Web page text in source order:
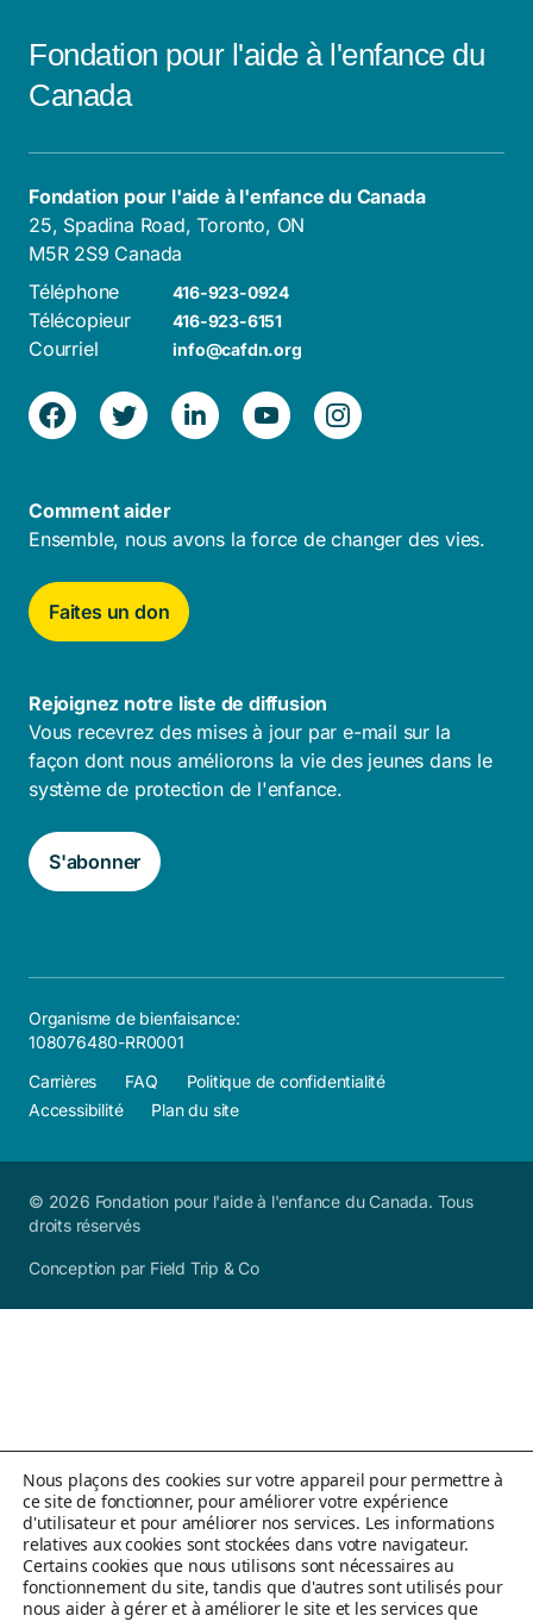
Fondation pour l'aide à l'enfance du
Canada
Fondation pour l'aide à l'enfance du Canada
25, Spadina Road, Toronto, ON
M5R 2S9 Canada
Téléphone
416-923-0924
Télécopieur 416-923-6151
Courriel info@cafdn.org
Comment aider
Ensemble, nous avons la force de changer des vies.
Faites un don
Rejoignez notre liste de diffusion
Vous recevrez des mises à jour par e-mail sur la
façon dont nous améliorons la vie des jeunes dans le
système de protection de l'enfance.
S'abonner
Organisme de bienfaisance:
108076480-RR0001
Carrières
FAQ
Politique de confidentialité
Accessibilité
Plan du site
© 2026 Fondation pour l'aide à l'enfance du Canada. Tous
droits réservés
Conception par Field Trip & Co
Nous plaçons des cookies sur votre appareil pour permettre à
ce site de fonctionner, pour améliorer votre expérience
d'utilisateur et pour améliorer nos services. Les informations
relatives aux cookies sont stockées dans votre navigateur.
Certains cookies que nous utilisons sont nécessaires au
fonctionnement du site, tandis que d'autres sont utilisés pour
nous aider à gérer et à améliorer le site et les services que